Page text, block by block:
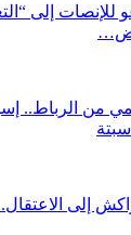
للإنصات إلى
إلى